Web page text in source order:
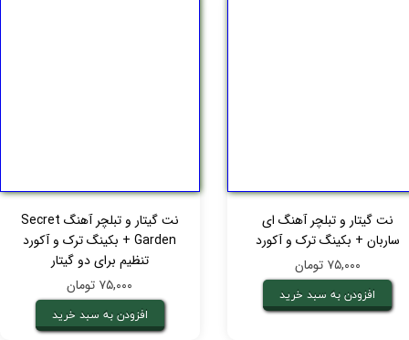
نت گیتار و تبلچر آهنگ ای
ساربان + بکینگ ترک و آکورد
۷۵,۰۰۰ تومان
افزودن به سبد خرید
نت گیتار و تبلچر آهنگ Secret
Garden + بکینگ ترک و آکورد
تنظیم برای دو گیتار
۷۵,۰۰۰ تومان
افزودن به سبد خرید